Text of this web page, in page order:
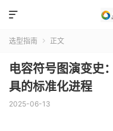

选型指南  正文
电容符号图演变史
具的标准化进程
2025-06-13